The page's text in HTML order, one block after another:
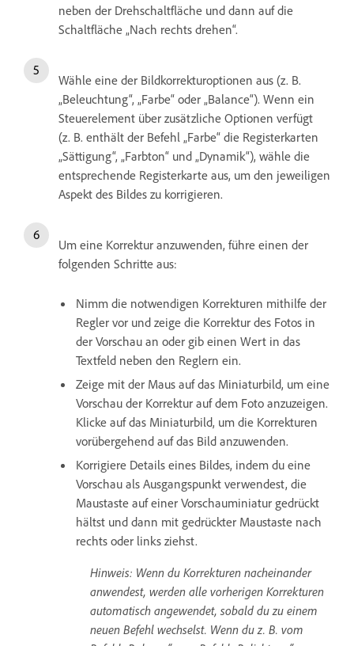
neben der Drehschaltfläche und dann auf die
Schaltfläche „Nach rechts drehen“.
Wähle eine der Bildkorrekturoptionen aus (z. B.
„Beleuchtung“, „Farbe“ oder „Balance“). Wenn ein
Steuerelement über zusätzliche Optionen verfügt
(z. B. enthält der Befehl „Farbe“ die Registerkarten
„Sättigung“, „Farbton“ und „Dynamik“), wähle die
entsprechende Registerkarte aus, um den jeweiligen
Aspekt des Bildes zu korrigieren.
Um eine Korrektur anzuwenden, führe einen der
folgenden Schritte aus:
Nimm die notwendigen Korrekturen mithilfe der
Regler vor und zeige die Korrektur des Fotos in
der Vorschau an oder gib einen Wert in das
Textfeld neben den Reglern ein.
Zeige mit der Maus auf das Miniaturbild, um eine
Vorschau der Korrektur auf dem Foto anzuzeigen.
Klicke auf das Miniaturbild, um die Korrekturen
vorübergehend auf das Bild anzuwenden.
Korrigiere Details eines Bildes, indem du eine
Vorschau als Ausgangspunkt verwendest, die
Maustaste auf einer Vorschauminiatur gedrückt
hältst und dann mit gedrückter Maustaste nach
rechts oder links ziehst.
Hinweis: Wenn du Korrekturen nacheinander
anwendest, werden alle vorherigen Korrekturen
automatisch angewendet, sobald du zu einem
neuen Befehl wechselst. Wenn du z. B. vom